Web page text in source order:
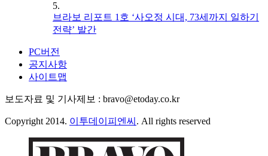
5.
브라보 리포트 1호 ‘사오정 시대, 73세까지 일하기
전략’ 발간
PC버전
공지사항
사이트맵
보도자료 및 기사제보 : bravo@etoday.co.kr
Copyright 2014. 이투데이피엔씨 . All rights reserved